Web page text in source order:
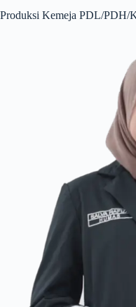
Produksi Kemeja PDL/PDH/